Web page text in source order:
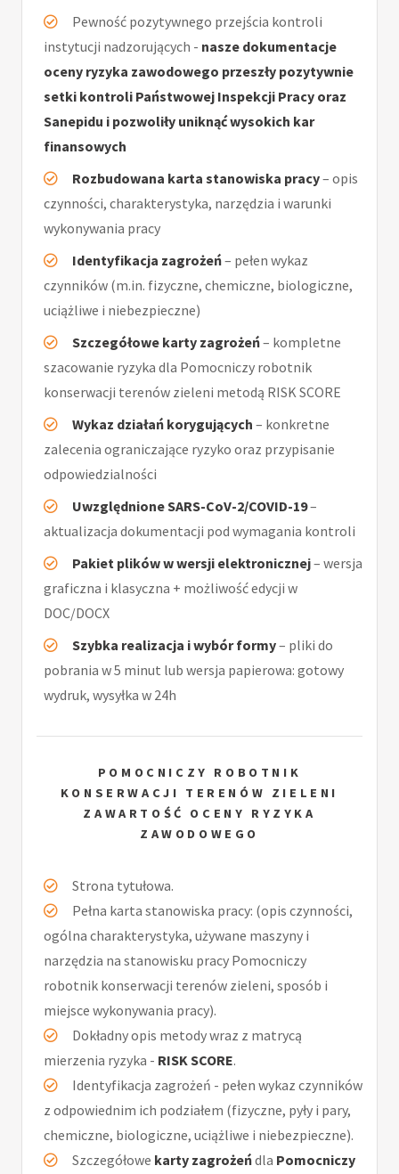
Pewność pozytywnego przejścia kontroli
instytucji nadzorujących - nasze dokumentacje
oceny ryzyka zawodowego przeszły pozytywnie
setki kontroli Państwowej Inspekcji Pracy oraz
Sanepidu i pozwoliły uniknąć wysokich kar
finansowych
Rozbudowana karta stanowiska pracy– opis
czynności, charakterystyka, narzędzia i warunki
wykonywania pracy
Identyfikacja zagrożeń– pełen wykaz
czynników (m.in. fizyczne, chemiczne, biologiczne,
uciążliwe i niebezpieczne)
Szczegółowe karty zagrożeń– kompletne
szacowanie ryzyka dla Pomocniczy robotnik
konserwacji terenów zieleni metodą RISK SCORE
Wykaz działań korygujących – konkretne
zalecenia ograniczające ryzyko oraz przypisanie
odpowiedzialności
Uwzględnione SARS-CoV-2/COVID-19–
aktualizacja dokumentacji pod wymagania kontroli
Pakiet plików w wersji elektronicznej– wersja
graficzna i klasyczna + możliwość edycji w
DOC/DOCX
Szybka realizacja i wybór formy– pliki do
pobrania w 5 minut lub wersja papierowa: gotowy
wydruk, wysyłka w 24h
POMOCNICZY ROBOTNIK
KONSERWACJI TERENÓW ZIELENI
ZAWARTOŚĆ OCENY RYZYKA
ZAWODOWEGO
Strona tytułowa.
Pełna karta stanowiska pracy: (opis czynności,
ogólna charakterystyka, używane maszyny i
narzędzia na stanowisku pracy Pomocniczy
robotnik konserwacji terenów zieleni, sposób i
miejsce wykonywania pracy).
Dokładny opis metody wraz z matrycą
mierzenia ryzyka - RISK SCORE.
Identyfikacja zagrożeń - pełen wykaz czynników
z odpowiednim ich podziałem (fizyczne, pyły i pary,
chemiczne, biologiczne, uciążliwe i niebezpieczne).
Szczegółowe karty zagrożeńdla Pomocniczy